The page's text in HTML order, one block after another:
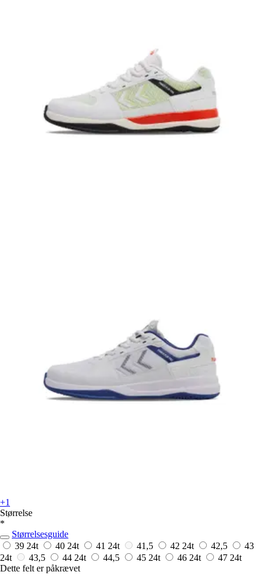
+1
Størrelse
*
Størrelsesguide
39 24t 40 24t 41 24t 41,5 42 24t 42,5
43
24t
43,5 44 24t 44,5 45 24t 46 24t 47 24t
Dette felt er påkrævet